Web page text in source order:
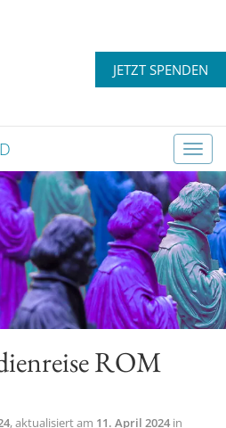
JETZT SPENDEN
T
o
g
g
l
e
n
a
v
ROM
, aktualisiert am 11. April 2024in